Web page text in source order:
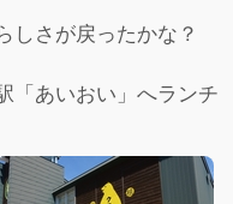
しさが戻ったかな？
「あいおい」へランチ